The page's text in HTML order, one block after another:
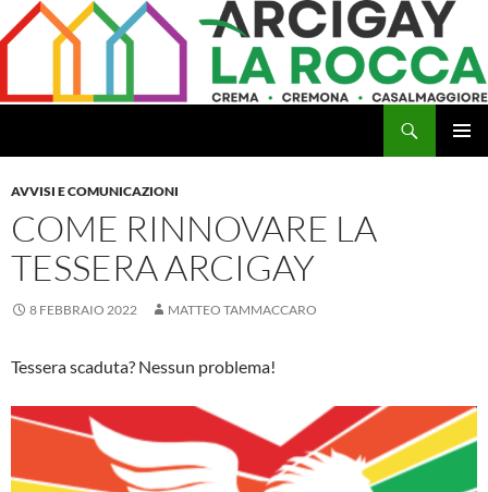
al
AVVISI E COMUNICAZIONI
COME RINNOVARE LA
TESSERA ARCIGAY
8 FEBBRAIO 2022 MATTEO TAMMACCARO
Tessera scaduta? Nessun problema!